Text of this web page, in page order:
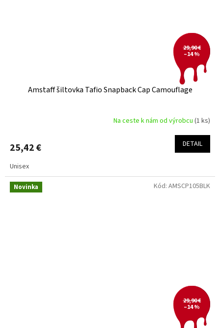
29,90 €
–14 %
Amstaff šiltovka Tafio Snapback Cap Camouflage
Na ceste k nám od výrobcu (1 ks)
25,42 € DETAIL
Unisex
Novinka
29,90 €
–14 %
Kód: AMSCP105BLK